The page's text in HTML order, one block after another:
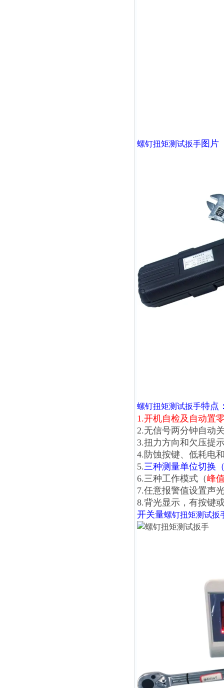
螺钉扭矩测试扳手图
螺钉扭矩测试扳手特点
1.开机自检及自动置
2.无信号两分钟自动
3.扭力方向和欠压提
4.防蚀按键、低耗电
5.三种测量单位切换
6.三种工作模式（峰
7.任意报警值设置声
8.背光显示，有按键
开关量螺钉扭矩测试扳